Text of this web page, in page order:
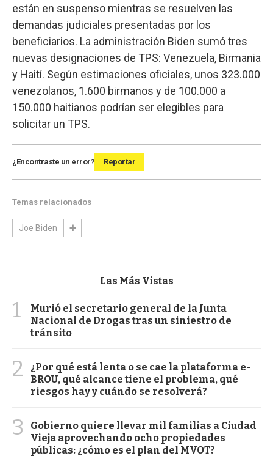
están en suspenso mientras se resuelven las
demandas judiciales presentadas por los
beneficiarios. La administración Biden sumó tres
nuevas designaciones de TPS: Venezuela, Birmania
y Haití. Según estimaciones oficiales, unos 323.000
venezolanos, 1.600 birmanos y de 100.000 a
150.000 haitianos podrían ser elegibles para
solicitar un TPS.
¿Encontraste un error? Reportar
Temas relacionados
Joe Biden
Las Más Vistas
1
Murió el secretario general de la Junta
Nacional de Drogas tras un siniestro de
tránsito
2
¿Por qué está lenta o se cae la plataforma e-
BROU, qué alcance tiene el problema, qué
riesgos hay y cuándo se resolverá?
3
Gobierno quiere llevar mil familias a Ciudad
Vieja aprovechando ocho propiedades
públicas: ¿cómo es el plan del MVOT?